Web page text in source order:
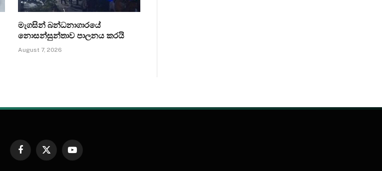
මැගසින් බන්ධනාගාරයේ
නොසන්සුන්තාව පාලනය කරයි
August 7, 2026
Facebook
X
YouTube